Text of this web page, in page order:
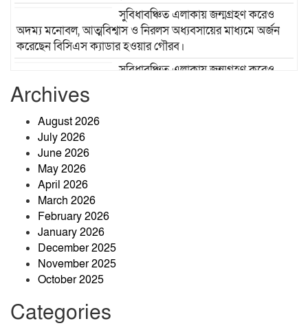
সুবিধাবঞ্চিত এলাকায় জন্মগ্রহণ করেও
অদম্য মনোবল, আত্মবিশ্বাস ও নিরলস অধ্যবসায়ের মাধ্যমে অর্জন
করেছেন বিসিএস ক্যাডার হওয়ার গৌরব।
সুবিধাবঞ্চিত এলাকায় জন্মগ্রহণ করেও
অদম্য মনোবল, আত্মবিশ্বাস ও নিরলস অধ্যবসায়ের মাধ্যমে অর্জন
করেছেন বিসিএস ক্যাডার হওয়ার গৌরব।
Archives
August 2026
July 2026
June 2026
May 2026
April 2026
March 2026
February 2026
January 2026
December 2025
November 2025
October 2025
Categories